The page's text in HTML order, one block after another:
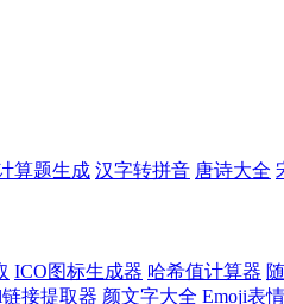
算题生成 汉字转拼音 唐诗大全
ICO图标生成器 哈希值计算器
链接提取器 颜文字大全 Emoji表